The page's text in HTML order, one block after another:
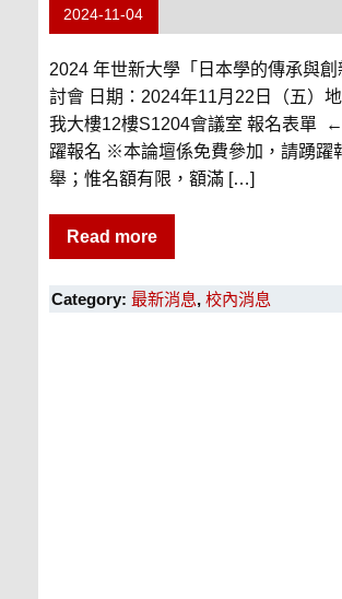
2024-11-04
2024 年世新大學「日本學的傳承與
討會 日期：2024年11月22日（五）
我大樓12樓S1204會議室 報名表單
躍報名 ※本論壇係免費參加，請踴躍
舉；惟名額有限，額滿 […]
Read more
Category: 最新消息, 校內消息